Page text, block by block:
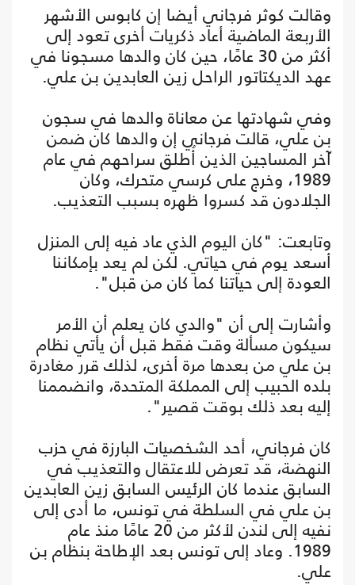
وقالت كوثر فرجاني أيضا إن كابوس الأشهر
الأربعة الماضية أعاد ذكريات أخرى تعود إلى
أكثر من 30 عامًا، حين كان والدها مسجونا في
عهد الديكتاتور الراحل زين العابدين بن علي.
وفي شهادتها عن معاناة والدها في سجون
بن علي، قالت فرجاني إن والدها كان ضمن
آخر المساجين الذين أُطلق سراحهم في عام
1989، وخرج على كرسي متحرك، وكان
الجلادون قد كسروا ظهره بسبب التعذيب.
وتابعت: "كان اليوم الذي عاد فيه إلى المنزل
أسعد يوم في حياتي. لكن لم يعد بإمكاننا
العودة إلى حياتنا كما كان من قبل".
وأشارت إلى أن "والدي كان يعلم أن الأمر
سيكون مسألة وقت فقط قبل أن يأتي نظام
بن علي من بعدها مرة أخرى، لذلك قرر مغادرة
بلده الحبيب إلى المملكة المتحدة، وانضممنا
إليه بعد ذلك بوقت قصير".
كان فرجاني، أحد الشخصيات البارزة في حزب
النهضة، قد تعرض للاعتقال والتعذيب في
السابق عندما كان الرئيس السابق زين العابدين
بن علي في السلطة في تونس، ما أدى إلى
نفيه إلى لندن لأكثر من 20 عامًا منذ عام
1989. وعاد إلى تونس بعد الإطاحة بنظام بن
علي.